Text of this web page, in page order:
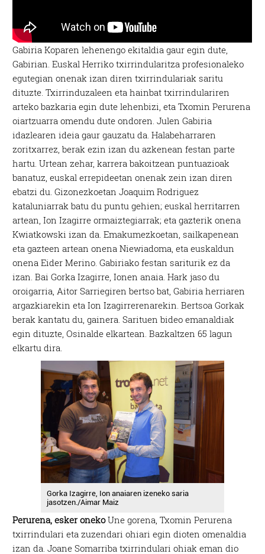
Gabiria Koparen lehenengo ekitaldia gaur egin dute,
Gabirian. Euskal Herriko txirrindularitza profesionaleko
egutegian onenak izan diren txirrindulariak saritu
dituzte. Txirrinduzaleen eta hainbat txirrindulariren
arteko bazkaria egin dute lehenbizi, eta Txomin Perurena
oiartzuarra omendu dute ondoren. Julen Gabiria
idazlearen ideia gaur gauzatu da. Halabeharraren
zoritxarrez, berak ezin izan du azkenean festan parte
hartu. Urtean zehar, karrera bakoitzean puntuazioak
banatuz, euskal errepideetan onenak zein izan diren
ebatzi du. Gizonezkoetan Joaquim Rodriguez
kataluniarrak batu du puntu gehien; euskal herritarren
artean, Ion Izagirre ormaiztegiarrak; eta gazterik onena
Kwiatkowski izan da. Emakumezkoetan, sailkapenean
eta gazteen artean onena Niewiadoma, eta euskaldun
onena Eider Merino.Gabiriako festan sariturik ez da
izan. Bai Gorka Izagirre, Ionen anaia. Hark jaso du
oroigarria, Aitor Sarriegiren bertso bat, Gabiria herriaren
argazkiarekin eta Ion Izagirrerenarekin. Bertsoa Gorkak
berak kantatu du, gainera. Sarituen bideo emanaldiak
egin dituzte, Osinalde elkartean. Bazkaltzen 65 lagun
elkartu dira.
Gorka Izagirre, Ion anaiaren izeneko saria
jasotzen./Aimar Maiz
Perurena, esker onekoUne gorena, Txomin Perurena
txirrindulari eta zuzendari ohiari egin dioten omenaldia
izan da. Joane Somarriba txirrindulari ohiak eman dio